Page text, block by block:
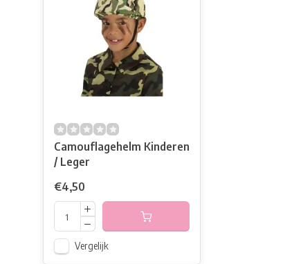
Camouflagehelm Kinderen
/ Leger
€4,50
Vergelijk